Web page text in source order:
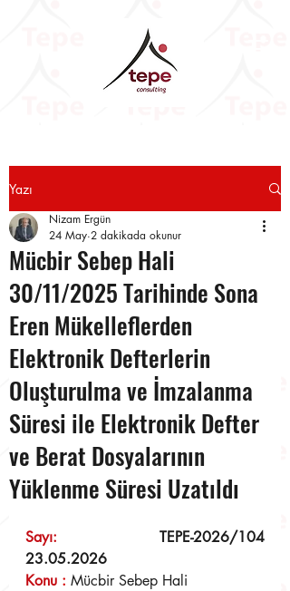
Yazı
Mücbir Sebep Hali
30/11/2025 Tarihinde Sona
Eren Mükelleflerden
Elektronik Defterlerin
Oluşturulma ve İmzalanma
Süresi ile Elektronik Defter
ve Berat Dosyalarının
Yüklenme Süresi Uzatıldı
Nizam Ergün
24 May 2 dakikada okunur
Sayı:
23.05.2026
Konu : Mücbir Sebep Hali